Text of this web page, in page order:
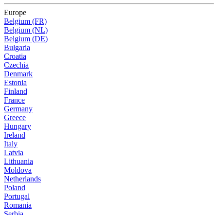
Europe
Belgium (FR)
Belgium (NL)
Belgium (DE)
Bulgaria
Croatia
Czechia
Denmark
Estonia
Finland
France
Germany
Greece
Hungary
Ireland
Italy
Latvia
Lithuania
Moldova
Netherlands
Poland
Portugal
Romania